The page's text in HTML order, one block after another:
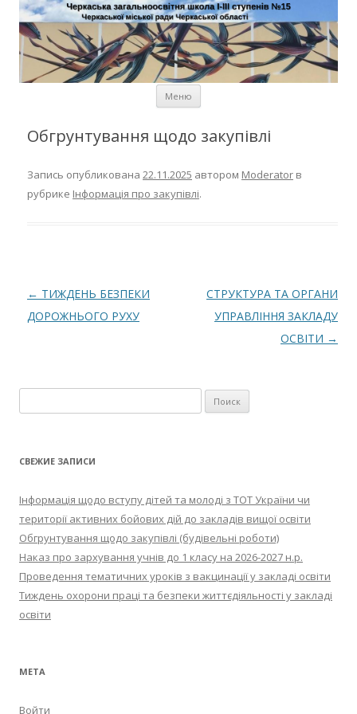
Черкаська загальноосвітня
школа І-ІІІ ступенів № 15
Черкаської міської ради
Черкаської області
Меню
Обгрунтування щодо закупівлі
Запись опубликована 22.11.2025 автором Moderator в
рубрике Інформація про закупівлі.
Навигация по записям
← ТИЖДЕНЬ БЕЗПЕКИ
ДОРОЖНЬОГО РУХУ
СТРУКТУРА ТА ОРГАНИ
УПРАВЛІННЯ ЗАКЛАДУ
ОСВІТИ →
СВЕЖИЕ ЗАПИСИ
Інформація щодо вступу дітей та молоді з ТОТ України чи
території активних бойових дій до закладів вищої освіти
Обгрунтування щодо закупівлі (будівельні роботи)
Наказ про зархування учнів до 1 класу на 2026-2027 н.р.
Проведення тематичних уроків з вакцинації у закладі освіти
Тиждень охорони праці та безпеки життєдіяльності у закладі
освіти
МЕТА
Войти